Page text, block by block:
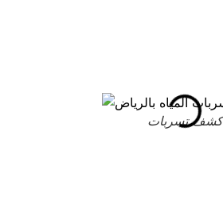
كشف تسربات